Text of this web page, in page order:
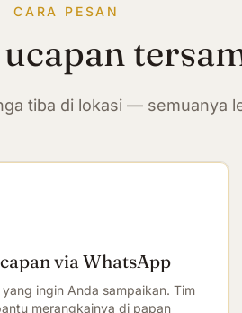
CARA PESAN
tiba di lokasi — semuanya
via WhatsApp
yang ingin Anda sampaikan. Tim
merangkainya di papan